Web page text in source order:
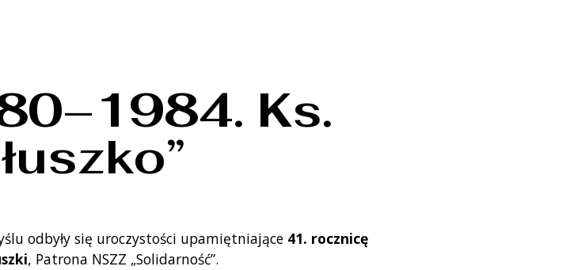
Ks.
odbyły się uroczystości upamiętniające 41. rocznicę
, Patrona NSZZ „Solidarność”.